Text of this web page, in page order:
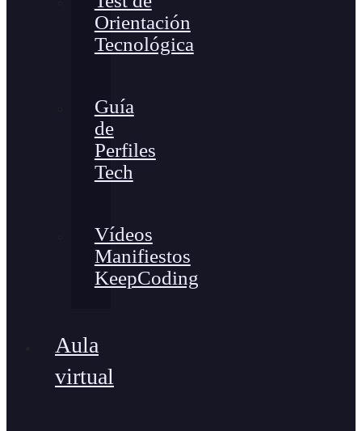
Orientación
Tecnológica
Guía
de
Perfiles
Tech
Vídeos
Manifiestos
KeepCoding
Aula
virtual